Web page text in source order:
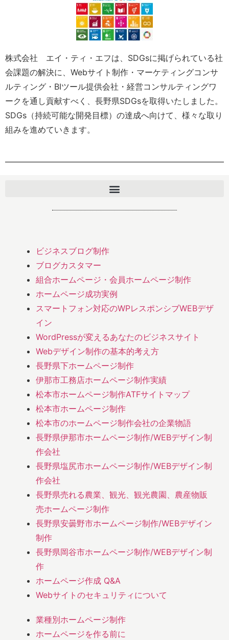
株式会社 エイ・ティ・エフは、SDGsに掲げられている社
会課題の解決に、Webサイト制作・マーケティングコンサ
ルティング・BIツール提供会社・経営コンサルティングワ
ークを通し貢献すべく、長野県SDGsを取得いたしました。
SDGs（持続可能な開発目標）の達成へ向けて、様々な取り
組みを進めていきます。
ビジネスブログ制作
ブログカスタマー
組合ホームページ・会員ホームページ制作
ホームページ成功実例
スマートフォン対応のWPレスポンシブWEBデザ
イン
WordPressが変えるあなたのビジネスサイト
Webデザイン制作の基本的考え方
長野県下ホームページ制作
伊那市工務店ホームページ制作実績
松本市ホームページ制作ATFサイトマップ
松本市ホームページ制作
松本市のホームページ制作会社の企業物語
長野県伊那市ホームページ制作/WEBデザイン制
作会社
長野県塩尻市ホームページ制作/WEBデザイン制
作会社
長野県売れる農業、観光、観光農園、農産物販
売ホームページ制作
長野県安曇野市ホームページ制作/WEBデザイン
制作
長野県岡谷市ホームページ制作/WEBデザイン制
作
ホームページ作成 Q&A
Webサイトのセキュリティについて
業種別ホームページ制作
ホームページを作る前に